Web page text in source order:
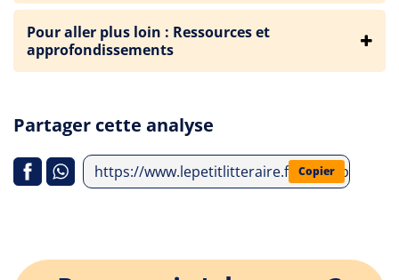
Pour aller plus loin : Ressources et
approfondissements
Partager cette analyse
https://www.lepetitlitteraire.fr/index.php/
Copier